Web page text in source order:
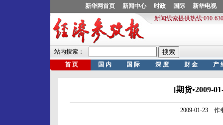
[期货•2009-
2009-01-23 作